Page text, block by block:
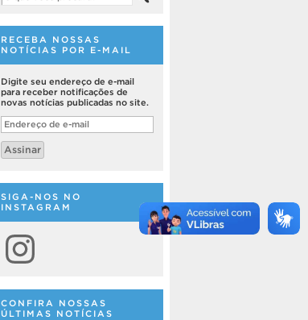
RECEBA NOSSAS
NOTÍCIAS POR E-MAIL
Digite seu endereço de e-mail
para receber notificações de
novas notícias publicadas no site.
Endereço
de
e-
mail
Assinar
SIGA-NOS NO
INSTAGRAM
Instagram
CONFIRA NOSSAS
ÚLTIMAS NOTÍCIAS